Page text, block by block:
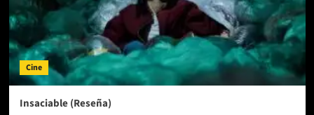
Cine
Insaciable (Reseña)